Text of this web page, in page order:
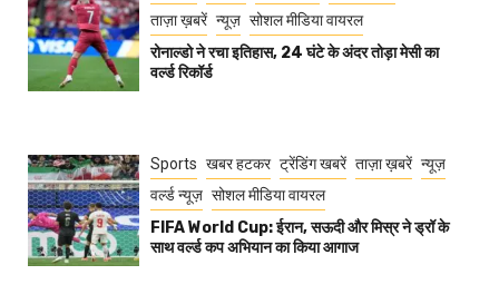
ताज़ा ख़बरें न्यूज़ सोशल मीडिया वायरल
रोनाल्डो ने रचा इतिहास, 24 घंटे के अंदर तोड़ा मेसी का
वर्ल्ड रिकॉर्ड
Sports खबर हटकर ट्रेंडिंग खबरें ताज़ा ख़बरें न्यूज़
वर्ल्ड न्यूज़ सोशल मीडिया वायरल
FIFA World Cup: ईरान, सऊदी और मिस्र ने ड्रॉ के
साथ वर्ल्ड कप अभियान का किया आगाज